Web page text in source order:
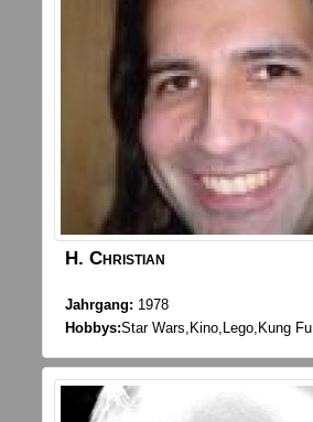
H. Christian
Jahrgang: 1978
Hobbys:Star Wars,Kino,Lego,Kung Fu